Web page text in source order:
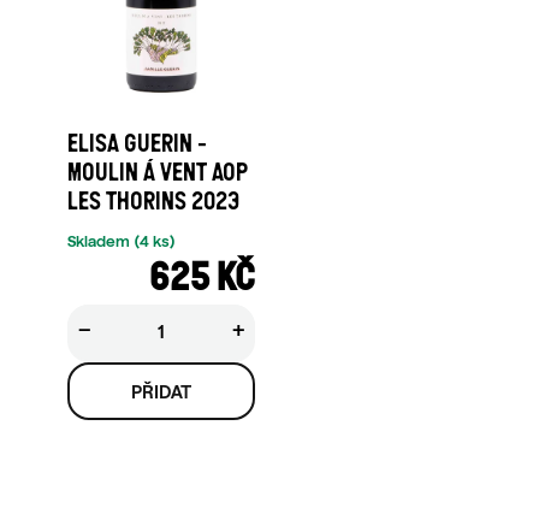
ELISA GUERIN -
MOULIN Á VENT AOP
LES THORINS 2023
625 KČ
Skladem (4 ks)
+
−